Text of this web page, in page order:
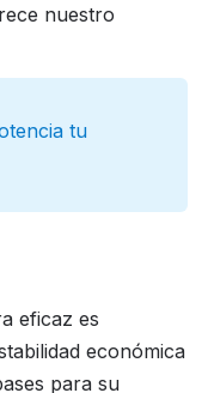
nuestro
tu
eficaz es
económica
para su